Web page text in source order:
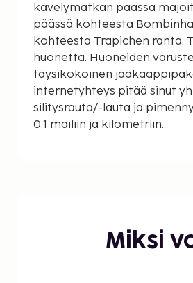
kävelymatkan päässä majoituspaikasta. Tämä
päässä kohteesta
kohteesta Trapichen ranta.
huonetta. Huoneiden
täysikokoinen
internetyhteys pitää sinut
silitysrauta/-lauta ja
0,1 mailiin ja kilometriin.
Atalaian ranta - 1,7 km / 1 mi
Lagoinhan ranta - 1,7 km /
Miksi